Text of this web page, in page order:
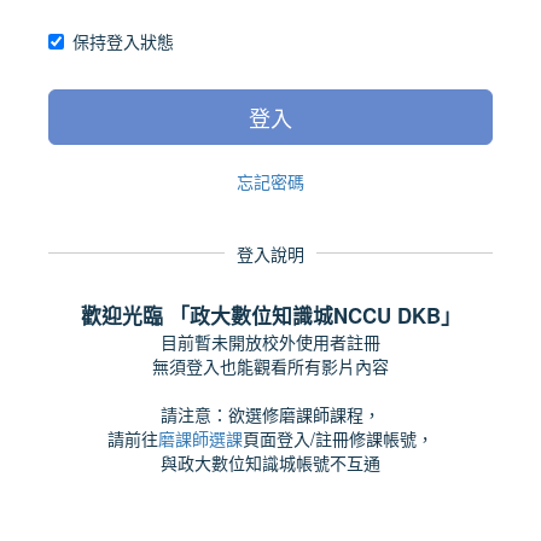
保持登入狀態
登入
忘記密碼
登入說明
歡迎光臨 「政大數位知識城NCCU DKB」
目前暫未開放校外使用者註冊
無須登入也能觀看所有影片內容
請注意：欲選修磨課師課程，
請前往磨課師選課頁面登入/註冊修課帳號，
與政大數位知識城帳號不互通